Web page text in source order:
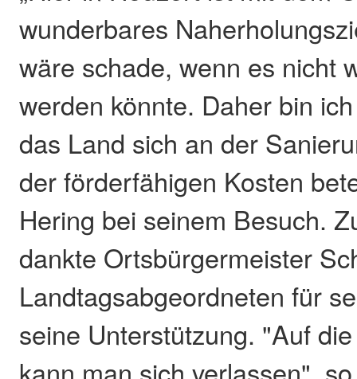
wunderbares
wäre schade, wenn es nicht
werden könnte. Daher bin
das Land sich an der
der förderfähigen Kosten
Hering bei seinem Besuch.
dankte Ortsbürgermeister
Landtagsabgeordneten für
seine Unterstützung. "Auf